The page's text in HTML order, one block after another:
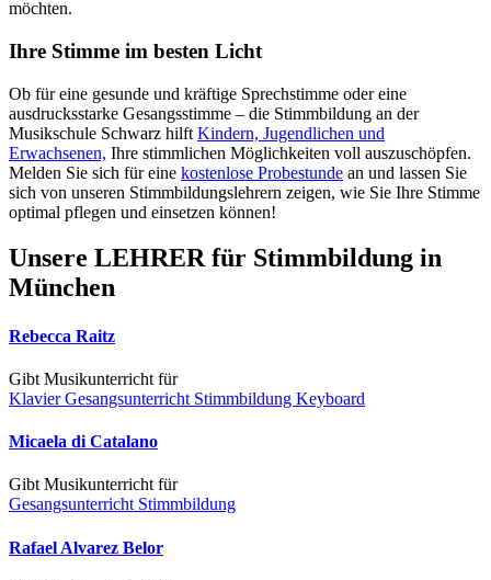
möchten.
Ihre Stimme im besten Licht
Ob für eine gesunde und kräftige Sprechstimme oder eine
ausdrucksstarke Gesangsstimme – die Stimmbildung an der
Musikschule Schwarz hilft Kindern, Jugendlichen und
Erwachsenen, Ihre stimmlichen Möglichkeiten voll auszuschöpfen.
Melden Sie sich für eine kostenlose Probestunde an und lassen Sie
sich von unseren Stimmbildungslehrern zeigen, wie Sie Ihre Stimme
optimal pflegen und einsetzen können!
Unsere LEHRER für Stimmbildung in
München
Rebecca Raitz
Gibt Musikunterricht für
KlavierGesangsunterricht Stimmbildung Keyboard
Micaela di Catalano
Gibt Musikunterricht für
Gesangsunterricht Stimmbildung
Rafael Alvarez Belor